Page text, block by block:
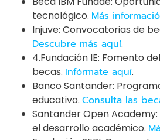
tecnológico. Más
Injuve: Convocatorias de
Descubre más aquí.
4.Fundación IE: Fomento
becas. Infórmate aquí.
Banco Santander:
educativo. Consulta las
Santander Open
el desarrollo académico.